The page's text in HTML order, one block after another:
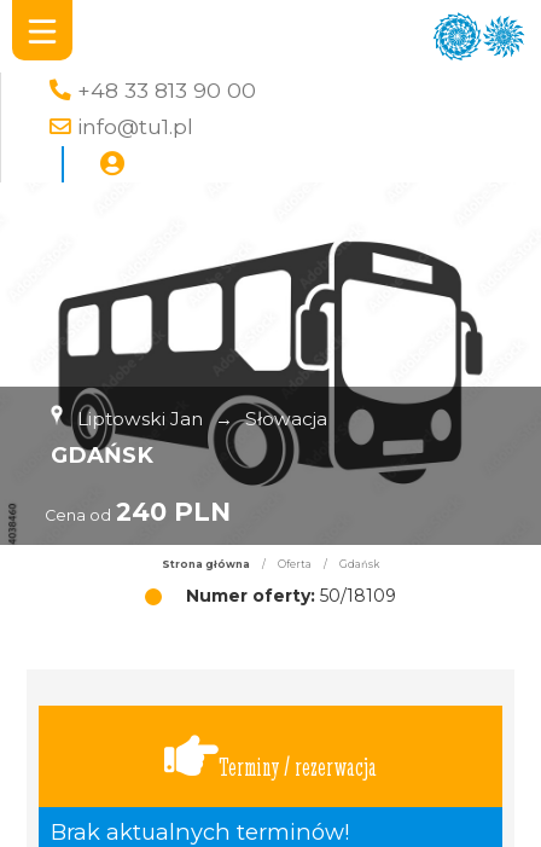
+48 33 813 90 00
info@tu1.pl
Liptowski Jan → Słowacja
GDAŃSK
Cena od 240 PLN
Strona główna / Oferta / Gdańsk
Numer oferty: 50/18109
Terminy / rezerwacja
Brak aktualnych terminów!